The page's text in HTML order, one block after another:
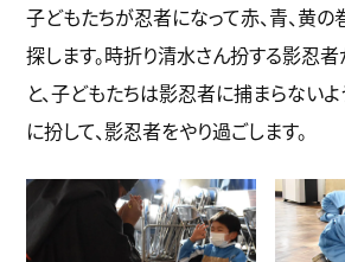
子どもたちが忍者になって赤、青、黄
探します。時折り清水さん扮する影忍
と、子どもたちは影忍者に捕まらない
に扮して、影忍者をやり過ごします。